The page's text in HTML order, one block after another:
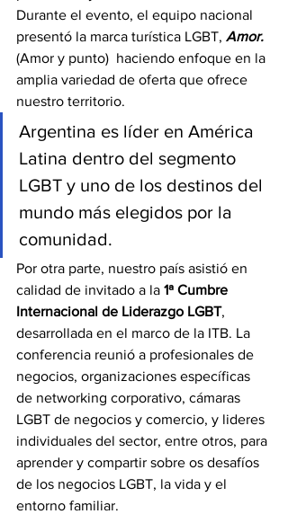
Durante el evento, el equipo nacional
presentó la marca turística LGBT, Amor.
(Amor y punto)  haciendo enfoque en la
amplia variedad de oferta que ofrece
nuestro territorio.
Argentina es líder en América
Latina dentro del segmento
LGBT y uno de los destinos del
mundo más elegidos por la
comunidad.
Por otra parte, nuestro país asistió en
calidad de invitado a la 1ª Cumbre
Internacional de Liderazgo LGBT,
desarrollada en el marco de la ITB. La
conferencia reunió a profesionales de
negocios, organizaciones específicas
de networking corporativo, cámaras
LGBT de negocios y comercio, y lideres
individuales del sector, entre otros, para
aprender y compartir sobre os desafíos
de los negocios LGBT, la vida y el
entorno familiar.